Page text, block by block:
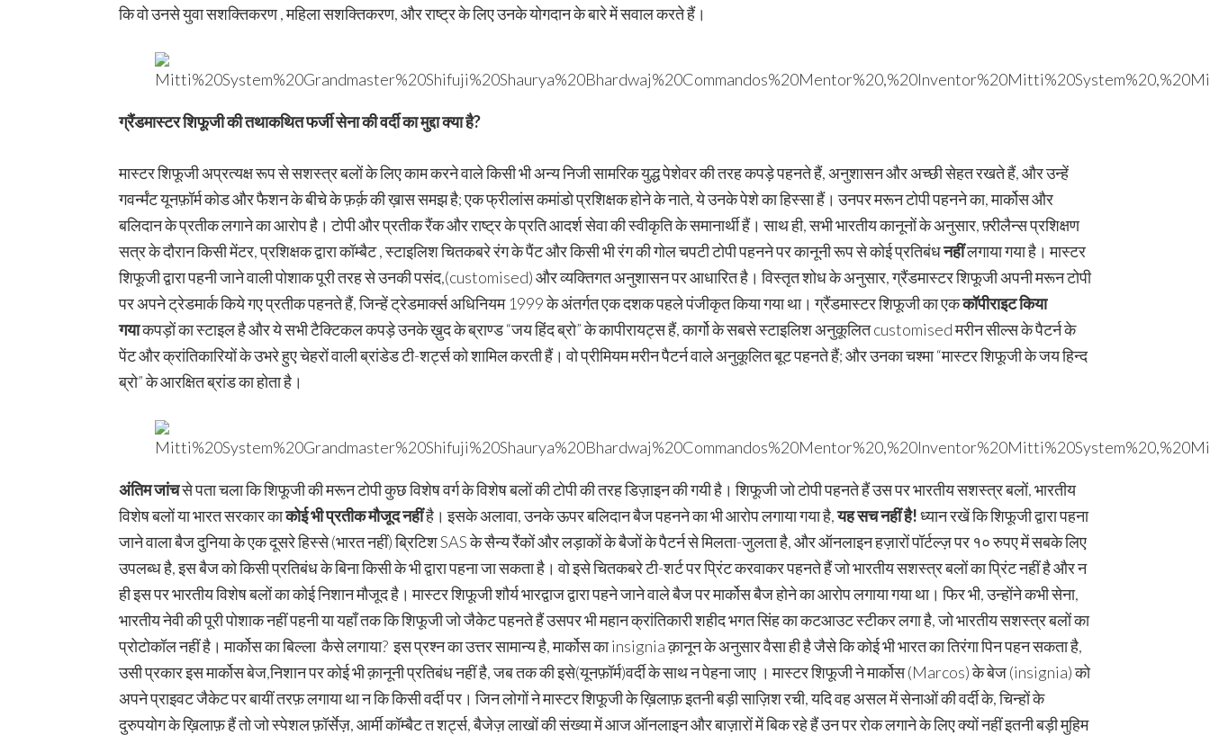
कि वो उनसे युवा सशक्तिकरण , महिला सशक्तिकरण, और राष्ट्र के लिए उनके योगदान के बारे में सवाल करते हैं।
ग्रैंडमास्टर शिफूजी की तथाकथित फर्जी सेना की वर्दी का मुद्दा क्या है?
मास्टर शिफूजी अप्रत्यक्ष रूप से सशस्त्र बलों के लिए काम करने वाले किसी भी अन्य निजी सामरिक युद्ध पेशेवर की तरह कपड़े पहनते हैं, अनुशासन और अच्छी सेहत रखते हैं, और उन्हें
गवर्न्मंट यूनफ़ॉर्म कोड और फैशन के बीचे के फ़र्क़ की ख़ास समझ है; एक फ्रीलांस कमांडो प्रशिक्षक होने के नाते, ये उनके पेशे का हिस्सा हैं। उनपर मरून टोपी पहनने का, मार्कोस और
बलिदान के प्रतीक लगाने का आरोप है। टोपी और प्रतीक रैंक और राष्ट्र के प्रति आदर्श सेवा की स्वीकृति के समानार्थी हैं। साथ ही, सभी भारतीय कानूनों के अनुसार, फ़्रीलैन्स प्रशिक्षण
सत्र के दौरान किसी मेंटर, प्रशिक्षक द्वारा कॉम्बैट , स्टाइलिश चितकबरे रंग के पैंट और किसी भी रंग की गोल चपटी टोपी पहनने पर कानूनी रूप से कोई प्रतिबंधनहींलगाया गया है। मास्टर
शिफूजी द्वारा पहनी जाने वाली पोशाक पूरी तरह से उनकी पसंद,(customised) और व्यक्तिगत अनुशासन पर आधारित है। विस्तृत शोध के अनुसार, ग्रैंडमास्टर शिफूजी अपनी मरून टोपी
पर अपने ट्रेडमार्क किये गए प्रतीक पहनते हैं, जिन्हें ट्रेडमार्क्स अधिनियम 1999 के अंतर्गत एक दशक पहले पंजीकृत किया गया था। ग्रैंडमास्टर शिफूजी का एककॉपीराइट किया
गयाकपड़ों का स्टाइल है और ये सभी टैक्टिकल कपड़े उनके ख़ुद के ब्राण्ड “जय हिंद ब्रो” के कापीरायट्स हैं, कार्गो के सबसे स्टाइलिश अनुकूलित customised मरीन सील्स के पैटर्न के
पेंट और क्रांतिकारियों के उभरे हुए चेहरों वाली ब्रांडेड टी-शर्ट्स को शामिल करती हैं। वो प्रीमियम मरीन पैटर्न वाले अनुकूलित बूट पहनते हैं; और उनका चश्मा “मास्टर शिफूजी के जय हिन्द
ब्रो” के आरक्षित ब्रांड का होता है।
अंतिम जांचसे पता चला कि शिफूजी की मरून टोपी कुछ विशेष वर्ग के विशेष बलों की टोपी की तरह डिज़ाइन की गयी है। शिफूजी जो टोपी पहनते हैं उस पर भारतीय सशस्त्र बलों, भारतीय
विशेष बलों या भारत सरकार काकोई भी प्रतीक मौजूद नहींहै। इसके अलावा, उनके ऊपर बलिदान बैज पहनने का भी आरोप लगाया गया है,यह सच नहीं है!ध्यान रखें कि शिफूजी द्वारा पहना
जाने वाला बैज दुनिया के एक दूसरे हिस्से (भारत नहीं) ब्रिटिश SAS के सैन्य रैंकों और लड़ाकों के बैजों के पैटर्न से मिलता-जुलता है, और ऑनलाइन हज़ारों पॉर्टल्ज़ पर १० रुपए में सबके लिए
उपलब्ध है, इस बैज को किसी प्रतिबंध के बिना किसी के भी द्वारा पहना जा सकता है। वो इसे चितकबरे टी-शर्ट पर प्रिंट करवाकर पहनते हैं जो भारतीय सशस्त्र बलों का प्रिंट नहीं है और न
ही इस पर भारतीय विशेष बलों का कोई निशान मौजूद है। मास्टर शिफूजी शौर्य भारद्वाज द्वारा पहने जाने वाले बैज पर मार्कोस बैज होने का आरोप लगाया गया था। फिर भी, उन्होंने कभी सेना,
भारतीय नेवी की पूरी पोशाक नहीं पहनी या यहाँ तक कि शिफूजी जो जैकेट पहनते हैं उसपर भी महान क्रांतिकारी शहीद भगत सिंह का कटआउट स्टीकर लगा है, जो भारतीय सशस्त्र बलों का
प्रोटोकॉल नहीं है। मार्कोस का बिल्ला कैसे लगाया? इस प्रश्न का उत्तर सामान्य है, मार्कोस का insignia क़ानून के अनुसार वैसा ही है जैसे कि कोई भी भारत का तिरंगा पिन पहन सकता है,
उसी प्रकार इस मार्कोस बेज,निशान पर कोई भी क़ानूनी प्रतिबंध नहीं है, जब तक की इसे(यूनफ़ॉर्म)वर्दी के साथ न पेहना जाए । मास्टर शिफूजी ने मार्कोस (Marcos) के बेज (insignia) को
अपने प्राइवट जैकेट पर बायीं तरफ़ लगाया था न कि किसी वर्दी पर। जिन लोगों ने मास्टर शिफूजी के ख़िलाफ़ इतनी बड़ी साज़िश रची, यदि वह असल में सेनाओं की वर्दी के, चिन्हों के
दुरुपयोग के ख़िलाफ़ हैं तो जो स्पेशल फ़ॉर्सेज़, आर्मी कॉम्बैट त शर्ट्स, बैजेज़ लाखों की संख्या में आज ऑनलाइन और बाज़ारों में बिक रहे हैं उन पर रोक लगाने के लिए क्यों नहीं इतनी बड़ी मुहिम